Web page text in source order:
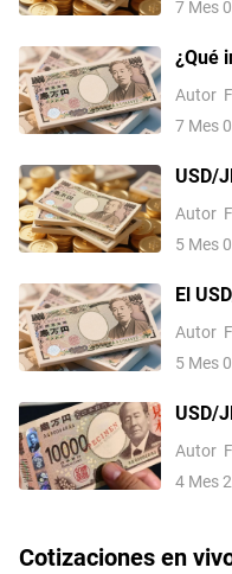
7 Mes
¿Qué
sola
Autor
7 Mes
USD/
del
Autor
5 Mes
El
Yen
Autor
5 Mes
USD/
la Fed
Autor
4 Mes
Cotizaciones en